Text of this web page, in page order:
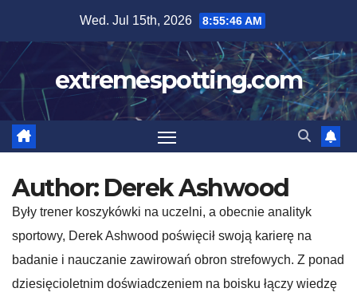
content
Wed. Jul 15th, 2026 8:55:47 AM
extremespotting.com
Author: Derek Ashwood
Były trener koszykówki na uczelni, a obecnie analityk
sportowy, Derek Ashwood poświęcił swoją karierę na
badanie i nauczanie zawirowań obron strefowych. Z ponad
dziesięcioletnim doświadczeniem na boisku łączy wiedzę